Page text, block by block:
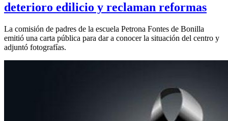
deterioro edilicio y reclaman reformas
La comisión de padres de la escuela Petrona Fontes de Bonilla
emitió una carta pública para dar a conocer la situación del centro y
adjuntó fotografías.